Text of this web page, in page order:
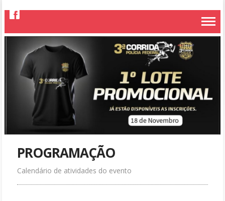
PROGRAMAÇÃO
Calendário de atividades do evento